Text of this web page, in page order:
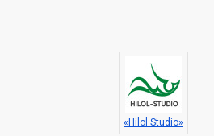
«Hilol Studio»